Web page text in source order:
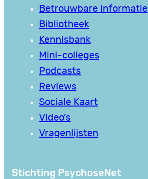
Betrouwbare informatie
Bibliotheek
Kennisbank
Mini-colleges
Podcasts
Reviews
Sociale Kaart
Video’s
Vragenlijsten
Stichting PsychoseNet